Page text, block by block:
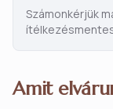
Számonkérjük
Amit